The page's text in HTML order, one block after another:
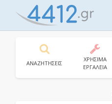
ΑΝΑΖΗΤΗΣΕΙΣ
ΧΡΗΣΙΜΑ
ΕΡΓΑΛΕΙΑ